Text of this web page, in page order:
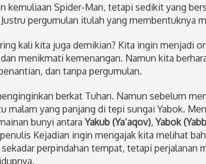
kemuliaan Spider-Man, tetapi sedikit yang
Justru pergumulan itulah yang membentuknya
kali kita juga demikian? Kita ingin menjadi
menikmati kemenangan. Namun kita
dan tanpa pergumulan.
berkat Tuhan. Namun sebelum
malam yang panjang di tepi sungai Yabok.
bunyi antaraYakub (Ya’aqov),Yabok
Kejadian ingin mengajak kita melihat
sekadar perpindahan tempat, tetapi perjalanan